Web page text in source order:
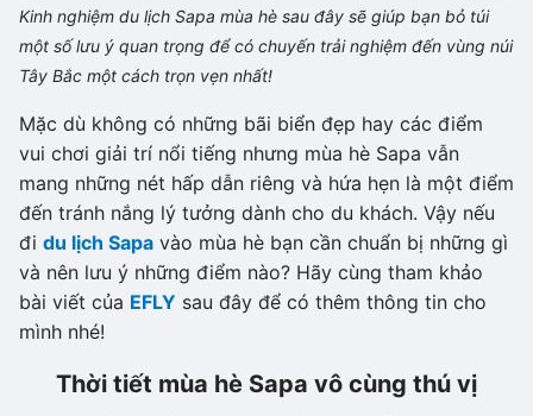
Kinh nghiệm du lịch Sapa mùa hè sau đây sẽ giúp bạn bỏ túi
một số lưu ý quan trọng để có chuyến trải nghiệm đến vùng núi
Tây Bắc một cách trọn vẹn nhất!
Mặc dù không có những bãi biển đẹp hay các điểm
vui chơi giải trí nổi tiếng nhưng mùa hè Sapa vẫn
mang những nét hấp dẫn riêng và hứa hẹn là một điểm
đến tránh nắng lý tưởng dành cho du khách. Vậy nếu
đi du lịch Sapa vào mùa hè bạn cần chuẩn bị những gì
và nên lưu ý những điểm nào? Hãy cùng tham khảo
bài viết của EFLY sau đây để có thêm thông tin cho
mình nhé!
Thời tiết mùa hè Sapa vô cùng thú vị